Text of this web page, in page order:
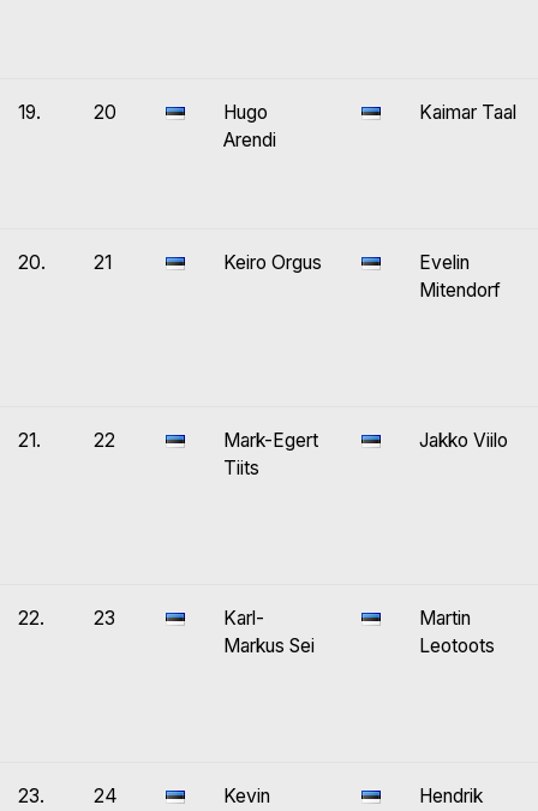
19. 20
Hugo
Arendi
Kaimar Taal
20. 21 Keiro Orgus
Evelin
Mitendorf
21. 22
Mark-Egert
Tiits
Jakko Viilo
22. 23
Karl-
Markus Sei
Martin
Leotoots
23. 24
Kevin
Hendrik